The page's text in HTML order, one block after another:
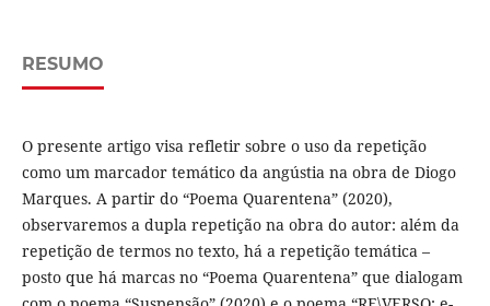
RESUMO
O presente artigo visa refletir sobre o uso da repetição
como um marcador temático da angústia na obra de Diogo
Marques. A partir do “Poema Quarentena” (2020),
observaremos a dupla repetição na obra do autor: além da
repetição de termos no texto, há a repetição temática –
posto que há marcas no “Poema Quarentena” que dialogam